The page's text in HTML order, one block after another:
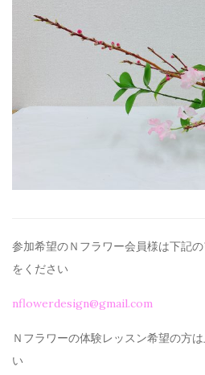
参加希望のＮフラワー会員様は下記
を ください
nflowerdesign@gmail.com
Ｎフラワーの体験レッスン希望の方
い